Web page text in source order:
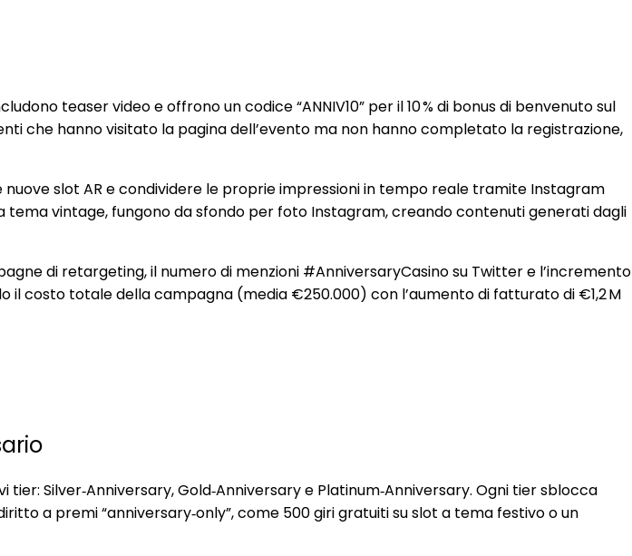
teaser video e offrono un codice “ANNIV10” per il 10 % di bonus di benvenuto sul
che hanno visitato la pagina dell’evento ma non hanno completato la registrazione,
slot AR e condividere le proprie impressioni in tempo reale tramite Instagram
tema vintage, fungono da sfondo per foto Instagram, creando contenuti generati dagli
di retargeting, il numero di menzioni #AnniversaryCasino su Twitter e l’incremento
costo totale della campagna (media €250.000) con l’aumento di fatturato di €1,2 M
Silver‑Anniversary, Gold‑Anniversary e Platinum‑Anniversary. Ogni tier sblocca
a premi “anniversary‑only”, come 500 giri gratuiti su slot a tema festivo o un